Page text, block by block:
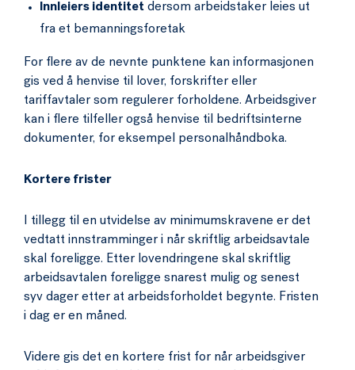
Innleiers identitet dersom arbeidstaker leies ut
fra et bemanningsforetak
For flere av de nevnte punktene kan informasjonen
gis ved å henvise til lover, forskrifter eller
tariffavtaler som regulerer forholdene. Arbeidsgiver
kan i flere tilfeller også henvise til bedriftsinterne
dokumenter, for eksempel personalhåndboka.
Kortere frister
I tillegg til en utvidelse av minimumskravene er det
vedtatt innstramminger i når skriftlig arbeidsavtale
skal foreligge. Etter lovendringene skal skriftlig
arbeidsavtalen foreligge snarest mulig og senest
syv dager etter at arbeidsforholdet begynte. Fristen
i dag er en måned.
Videre gis det en kortere frist for når arbeidsgiver